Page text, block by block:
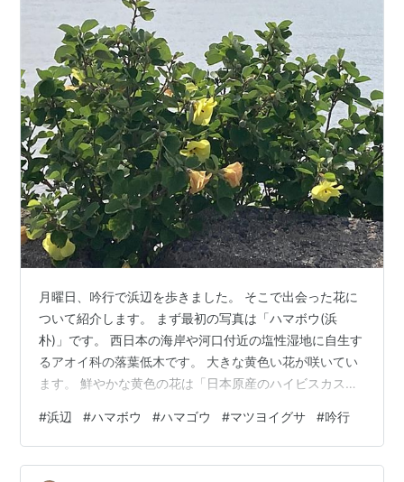
月曜日、吟行で浜辺を歩きました。 そこで出会った花に
ついて紹介します。 まず最初の写真は「ハマボウ(浜
朴)」です。 西日本の海岸や河口付近の塩性湿地に自生す
るアオイ科の落葉低木です。 大きな黄色い花が咲いてい
ます。 鮮やかな黄色の花は「日本原産のハイビスカス」
日花」。 初めて出会った花です。 「ハマゴウ(蔓荊)」で
す。 漢字で書くと難しいですね、読めませんよ。 シソ科
で、ミントやユーカリに似たすっきりとした爽快な香り
#浜辺 #ハマボウ #ハマゴウ #マツヨイグサ #吟行